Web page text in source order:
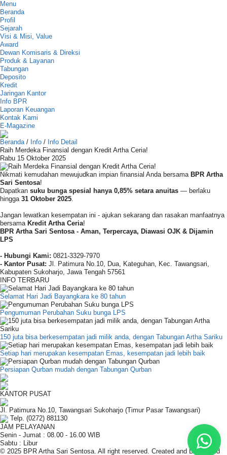
Menu
Beranda
Profil
Sejarah
Visi & Misi, Value
Award
Dewan Komisaris & Direksi
Produk & Layanan
Tabungan
Deposito
Kredit
Jaringan Kantor
Info BPR
Laporan Keuangan
Kontak Kami
E-Magazine
Beranda/ Info / Info Detail
Raih Merdeka Finansial dengan Kredit Artha Ceria!
Rabu 15 Oktober 2025
Nikmati kemudahan mewujudkan impian finansial Anda bersama BPR Artha
Sari Sentosa!
Dapatkan suku bunga spesial hanya 0,85% setara anuitas — berlaku
hingga 31 Oktober 2025.
Jangan lewatkan kesempatan ini - ajukan sekarang dan rasakan manfaatnya
bersama Kredit Artha Ceria!
BPR Artha Sari Sentosa - Aman, Terpercaya, Diawasi OJK & Dijamin
LPS
- Hubungi Kami: 0821-3329-7970
- Kantor Pusat: Jl. Patimura No.10, Dua, Kateguhan, Kec. Tawangsari,
Kabupaten Sukoharjo, Jawa Tengah 57561
INFO TERBARU
Selamat Hari Jadi Bayangkara ke 80 tahun
Pengumuman Perubahan Suku bunga LPS
150 juta bisa berkesempatan jadi milik anda, dengan Tabungan Artha Sariku
Setiap hari merupakan kesempatan Emas, kesempatan jadi lebih baik
Persiapan Qurban mudah dengan Tabungan Qurban
KANTOR PUSAT
Jl. Patimura No.10, Tawangsari Sukoharjo (Timur Pasar Tawangsari)
Telp. (0272) 881130
JAM PELAYANAN
Senin - Jumat : 08.00 - 16.00 WIB
Sabtu : Libur
© 2025 BPR Artha Sari Sentosa. All right reserved. Created and Developed